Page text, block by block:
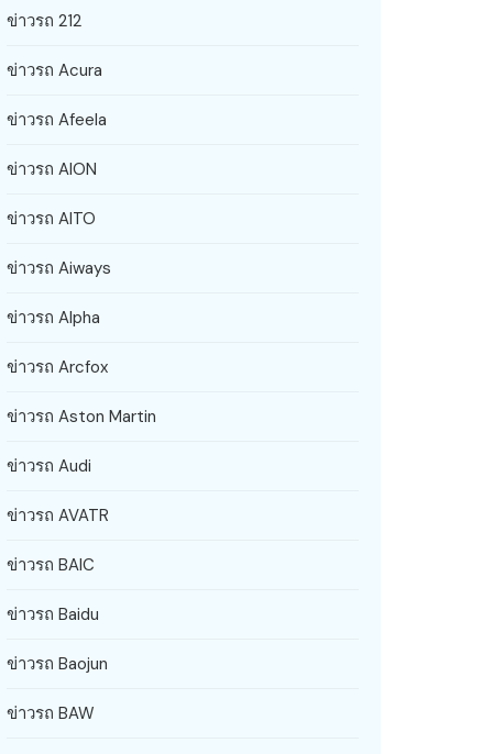
ข่าวรถ 212
ข่าวรถ Acura
ข่าวรถ Afeela
ข่าวรถ AION
ข่าวรถ AITO
ข่าวรถ Aiways
ข่าวรถ Alpha
ข่าวรถ Arcfox
ข่าวรถ Aston Martin
ข่าวรถ Audi
ข่าวรถ AVATR
ข่าวรถ BAIC
ข่าวรถ Baidu
ข่าวรถ Baojun
ข่าวรถ BAW